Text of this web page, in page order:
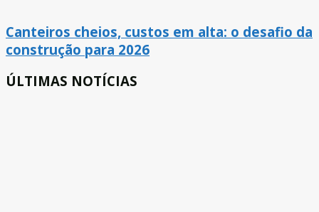
Canteiros cheios, custos em alta: o desafio da
construção para 2026
ÚLTIMAS NOTÍCIAS